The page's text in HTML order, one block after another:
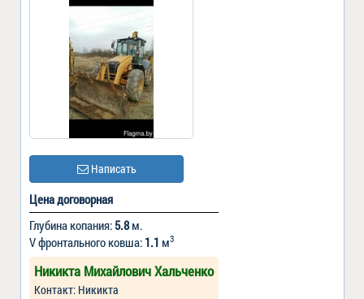
Написать
Цена договорная
Глубина копания: 5.8м.
V фронтального ковша: 1.1 м3
Никикта Михайлович Хальченко
Контакт: Никикта